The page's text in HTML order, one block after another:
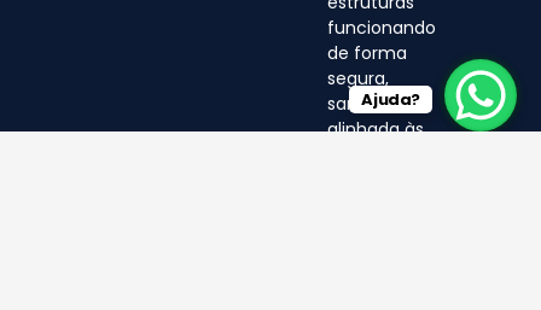
funcionando
de forma
segura,
sanitária e
alinhada às
Ajuda?